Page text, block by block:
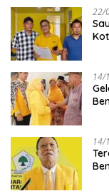
22/
14/
14/